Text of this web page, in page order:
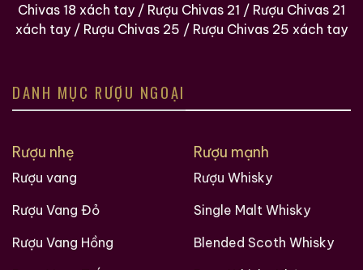
Chivas 18 xách tay / Rượu Chivas 21 / Rượu Chivas 21
xách tay / Rượu Chivas 25 / Rượu Chivas 25 xách tay
DANH MỤC RƯỢU NGOẠI
Rượu nhẹ
Rượu vang
Rượu Vang Đỏ
Rượu Vang Hồng
Rượu mạnh
Rượu Whisky
Single Malt Whisky
Blended Scoth Whisky